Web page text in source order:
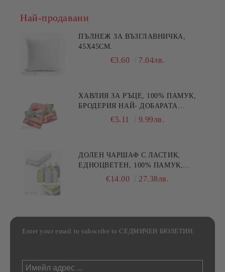
Най-продавани
ПЪЛНЕЖ ЗА ВЪЗГЛАВНИЧКА,
45X45СМ.
€3.60 7.04лв.
ХАВЛИЯ ЗА РЪЦЕ, 100% ПАМУК,
БРОДЕРИЯ НАЙ- ДОБАРАТА
МАЙКА/БАБА , РАЗМЕР:
€5.11 9.99лв.
ДОЛЕН ЧАРШАФ С ЛАСТИК,
ЕДНОЦВЕТЕН, 100% ПАМУК,
РАЗЛИЧНИ РАЗМЕРИ
€14.00 27.38лв.
Enter your email to subscribe to СЕДМИЧЕН БЮЛЕТИН: